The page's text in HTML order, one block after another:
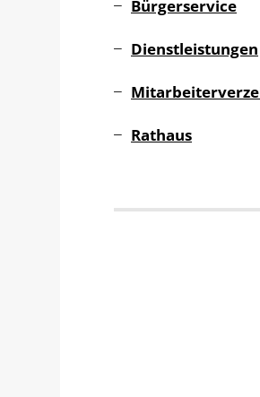
Bürgerservice
Dienstleistungen
Rathaus